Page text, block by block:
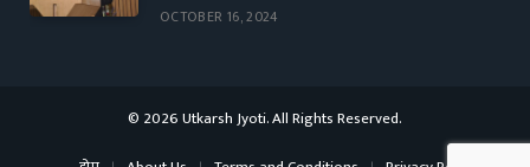
OCTOBER 16, 2024
© 2026 Utkarsh Jyoti. All Rights Reserved.